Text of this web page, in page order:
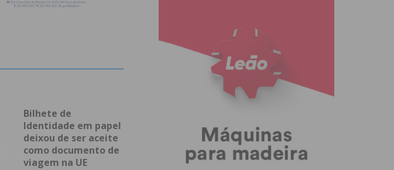
Bilhete de
Identidade em papel
deixou de ser aceite
como documento de
viagem na UE